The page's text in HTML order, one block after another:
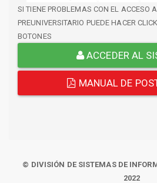
SI TIENE PROBLEMAS CON EL ACCESO
PREUNIVERSITARIO PUEDE HACER
BOTONES
ACCEDER AL
MANUAL DE
© DIVISIÓN DE SISTEMAS DE
2022